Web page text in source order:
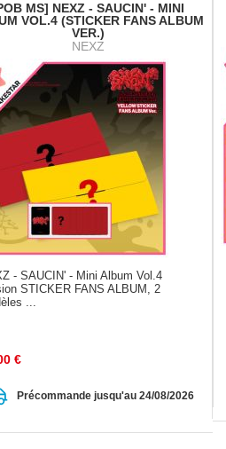
MS] NEXZ - SAUCIN' - MINI
VOL.4 (STICKER FANS ALBUM
VER.)
NEXZ
- SAUCIN' - Mini Album Vol.4
STICKER FANS ALBUM, 2
...
€
Précommande jusqu'au 24/08/2026